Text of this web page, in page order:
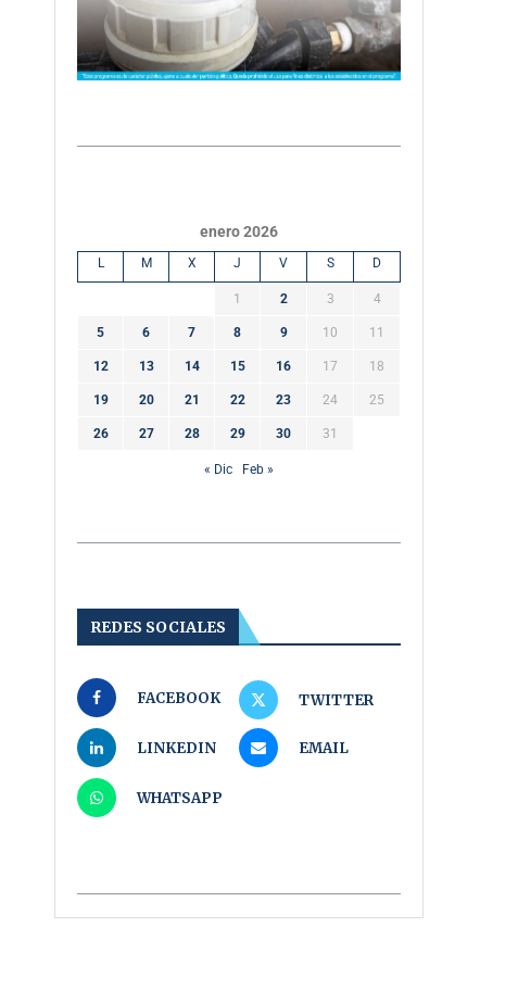
enero 2026
L M X J V S D
1 2 3 4
5 6 7 8 9 10 11
12 13 14 15 16 17 18
19 20 21 22 23 24 25
26 27 28 29 30 31
« Dic Feb »
REDES SOCIALES
FACEBOOK TWITTER
LINKEDIN EMAIL
WHATSAPP